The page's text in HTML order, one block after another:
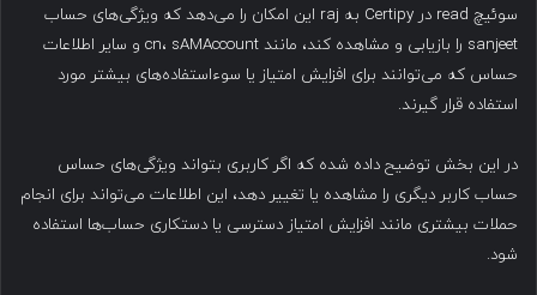
سوئیچ read در Certipy به raj این امکان را می‌دهد که ویژگی‌های حساب
sanjeet را بازیابی و مشاهده کند، مانند cn، sAMAccount و سایر اطلاعات
حساس که می‌توانند برای افزایش امتیاز یا سوءاستفاده‌های بیشتر مورد
استفاده قرار گیرند.
در این بخش توضیح داده شده که اگر کاربری بتواند ویژگی‌های حساس
حساب کاربر دیگری را مشاهده یا تغییر دهد، این اطلاعات می‌تواند برای انجام
حملات بیشتری مانند افزایش امتیاز دسترسی یا دستکاری حساب‌ها استفاده
شود.